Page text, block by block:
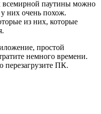
всемирной паутины можно
них очень похож.
из них, которые
простой
немного времени.
перезагрузите ПК.